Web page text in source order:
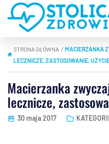
STRONA GŁÓWNA | MACIERZANKA
LECZNICZE, ZASTOSOWANIE,
Macierzanka
lecznicze,
30 maja 2017